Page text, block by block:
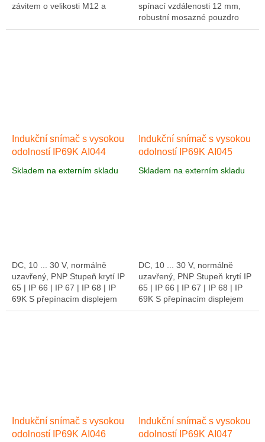
závitem o velikosti M12 a
IP66 / 67/68 / IP69K. Splňuje
spínací vzdálenosti 12 mm,
robustní mosazné pouzdro
(bílý bronz á), jeho široký
Indukční snímač s vysokou
odolností IP69K AI044
Skladem na externím skladu
DC, 10 ... 30 V, normálně
uzavřený, PNP Stupeň krytí IP
65 | IP 66 | IP 67 | IP 68 | IP
69K S přepínacím displejem
LED AI044 je indukční snímač
Indukční snímač s vysokou
odolností IP69K AI045
Skladem na externím skladu
DC, 10 ... 30 V, normálně
uzavřený, PNP Stupeň krytí IP
65 | IP 66 | IP 67 | IP 68 | IP
69K S přepínacím displejem
LED AI045 je indukční senzor
Indukční snímač s vysokou
odolností IP69K AI046
Indukční snímač s vysokou
odolností IP69K AI047